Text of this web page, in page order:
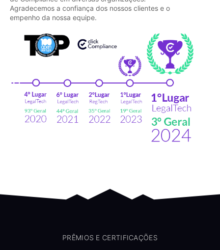
Agradecemos a confiança dos nossos clientes e o
empenho da nossa equipe.
PRÊMIOS E CERTIFICAÇÕES